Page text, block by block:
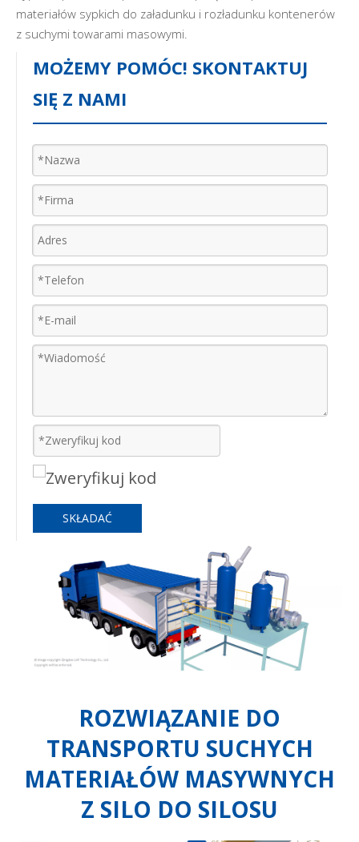
materiałów sypkich do załadunku i rozładunku kontenerów
z suchymi towarami masowymi.
MOŻEMY POMÓC! SKONTAKTUJ
SIĘ Z NAMI
SKŁADAĆ
ROZWIĄZANIE DO
TRANSPORTU SUCHYCH
MATERIAŁÓW MASYWNYCH
Z SILO DO SILOSU